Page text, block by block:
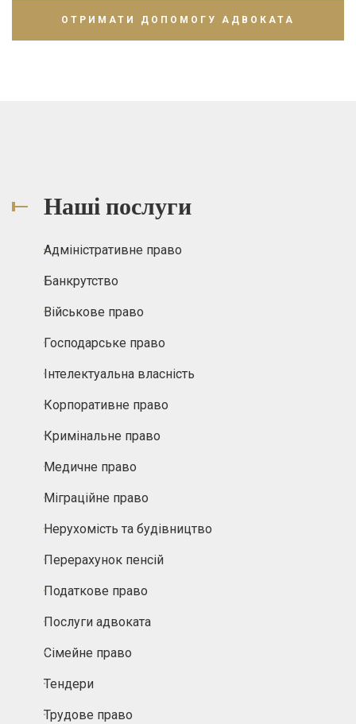
Наші послуги
Адміністративне право
Банкрутство
Військове право
Господарське право
Інтелектуальна власність
Корпоративне право
Кримінальне право
Медичне право
Міграційне право
Нерухомість та будівництво
Перерахунок пенсій
Податкове право
Послуги адвоката
Сімейне право
Тендери
Трудове право